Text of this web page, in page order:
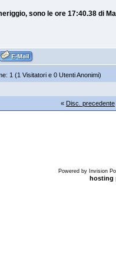
sono le ore 17:40.38 di
1 (1 Visitatori e 0 Utenti Anonimi)
« Disc. precedente
Powered by Invision
hosting